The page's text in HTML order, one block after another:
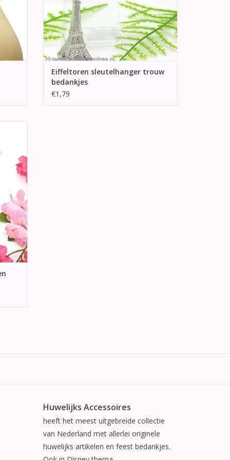
Eiffeltoren sleutelhanger trouw
bedankjes
€1,79
Huwelijks Accessoires
heeft het meest uitgebreide collectie
van Nederland met allerlei originele
huwelijks artikelen en feest bedankjes.